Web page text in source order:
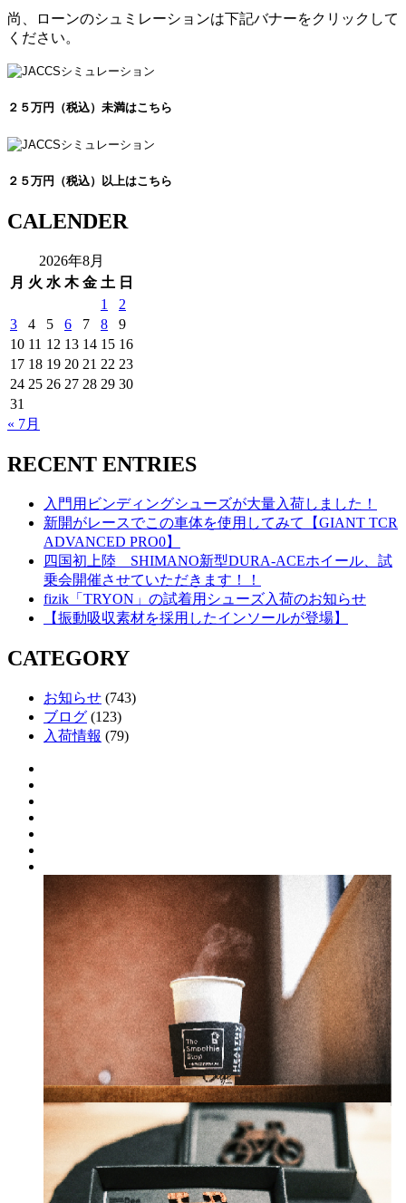
尚、ローンのシュミレーションは下記バナーをクリックして
ください。
２５万円（税込）未満はこちら
２５万円（税込）以上はこちら
CALENDER
2026年8月
月 火 水 木 金 土 日
1
2
3
4 5 6 7 8
9
10 11 12 13 14 15 16
17 18 19 20 21 22 23
24 25 26 27 28 29 30
31
« 7月
RECENT ENTRIES
入門用ビンディングシューズが大量入荷しました！
新開がレースでこの車体を使用してみて【GIANT TCR
ADVANCED PRO0】
四国初上陸 SHIMANO新型DURA-ACEホイール、試
乗会開催させていただきます！！
fizik「TRYON」の試着用シューズ入荷のお知らせ
【振動吸収素材を採用したインソールが登場】
CATEGORY
お知らせ (743)
ブログ (123)
入荷情報 (79)